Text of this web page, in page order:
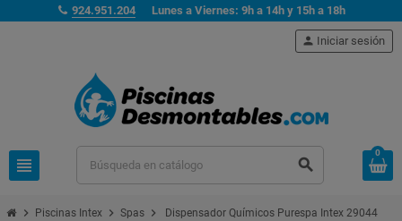
924.951.204Lunes a Viernes: 9h a 14h y 15h a 18h
view_headline search
person Iniciar sesión
0
chevron_right Piscinas Intex chevron_right Spas chevron_right Dispensador Químicos Purespa Intex 29044